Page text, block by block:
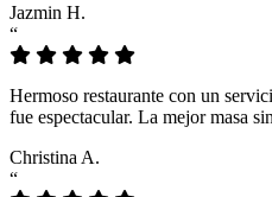
Jazmin H.
“
Hermoso restaurante con un
fue espectacular. La mejor masa
Christina A.
“